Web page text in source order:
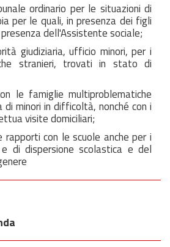
ordinario per le situazioni di
per le quali, in presenza dei figli
dell'Assistente sociale;
giudiziaria, ufficio minori, per i
stranieri, trovati in stato di
le famiglie multiproblematiche
minori in difficoltà, nonché con i
visite domiciliari;
con le scuole anche per i
di dispersione scolastica e del